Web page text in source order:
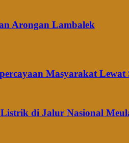
Arongan Lambalek
Masyarakat Lewat
di Jalur Nasional